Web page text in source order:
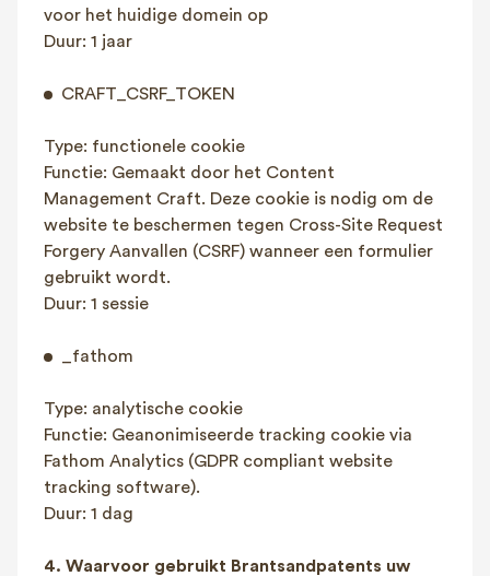
voor het huidige domein op
Duur: 1 jaar
CRAFT_CSRF_TOKEN
Type: functionele cookie
Functie: Gemaakt door het Content
Management Craft. Deze cookie is nodig om de
website te beschermen tegen Cross-Site Request
Forgery Aanvallen (CSRF) wanneer een formulier
gebruikt wordt.
Duur: 1 sessie
_fathom
Type: analytische cookie
Functie: Geanonimiseerde tracking cookie via
Fathom Analytics (GDPR compliant website
tracking software).
Duur: 1 dag
4. Waarvoor gebruikt Brantsandpatents uw